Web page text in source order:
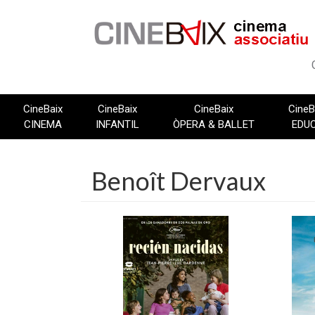
CineBaix
CINEMA
CineBaix
INFANTIL
CineBaix
ÒPERA & BALLET
Benoît Dervaux